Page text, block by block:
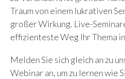
Traum von einem lukrativen
großer Wirkung. Live-
effizienteste Weg Ihr Thema
Melden Sie sich gleich an zu
Webinar an, um zu lernen wie